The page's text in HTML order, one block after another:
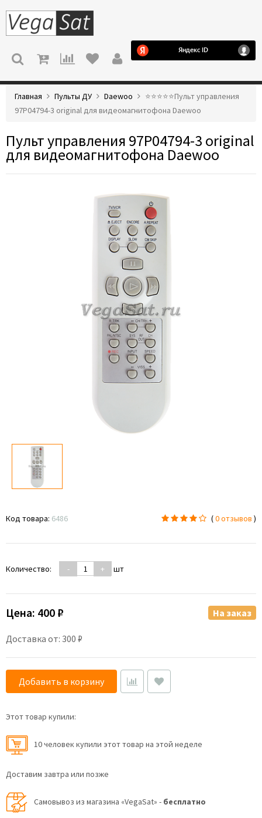
МЕНЮ
Главная Пульты ДУ Daewoo
⭐️⭐️⭐️⭐️⭐️Пульт управления
97P04794-3 original для видеомагнитофона Daewoo
Пульт управления 97P04794-3 original
для видеомагнитофона Daewoo
Код товара: 6486 (0 отзывов )
Количество: - + шт
Цена: 400 ₽
Доставка от: 300 ₽
На заказ
Добавить в корзину
Этот товар купили:
10 человек купили этот товар на этой неделе
Доставим завтра или позже
Самовывоз из магазина «VegaSat» - бесплатно